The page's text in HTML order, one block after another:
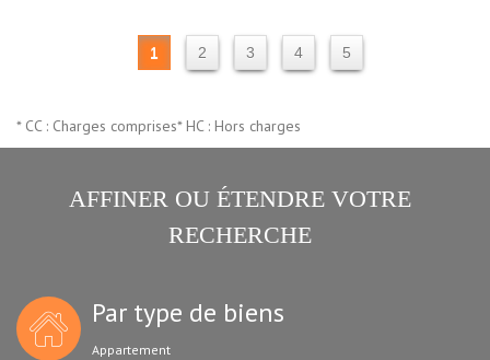
1 2 3 4 5
* CC : Charges comprises* HC : Hors charges
AFFINER OU ÉTENDRE VOTRE
RECHERCHE
Par type de biens
Appartement